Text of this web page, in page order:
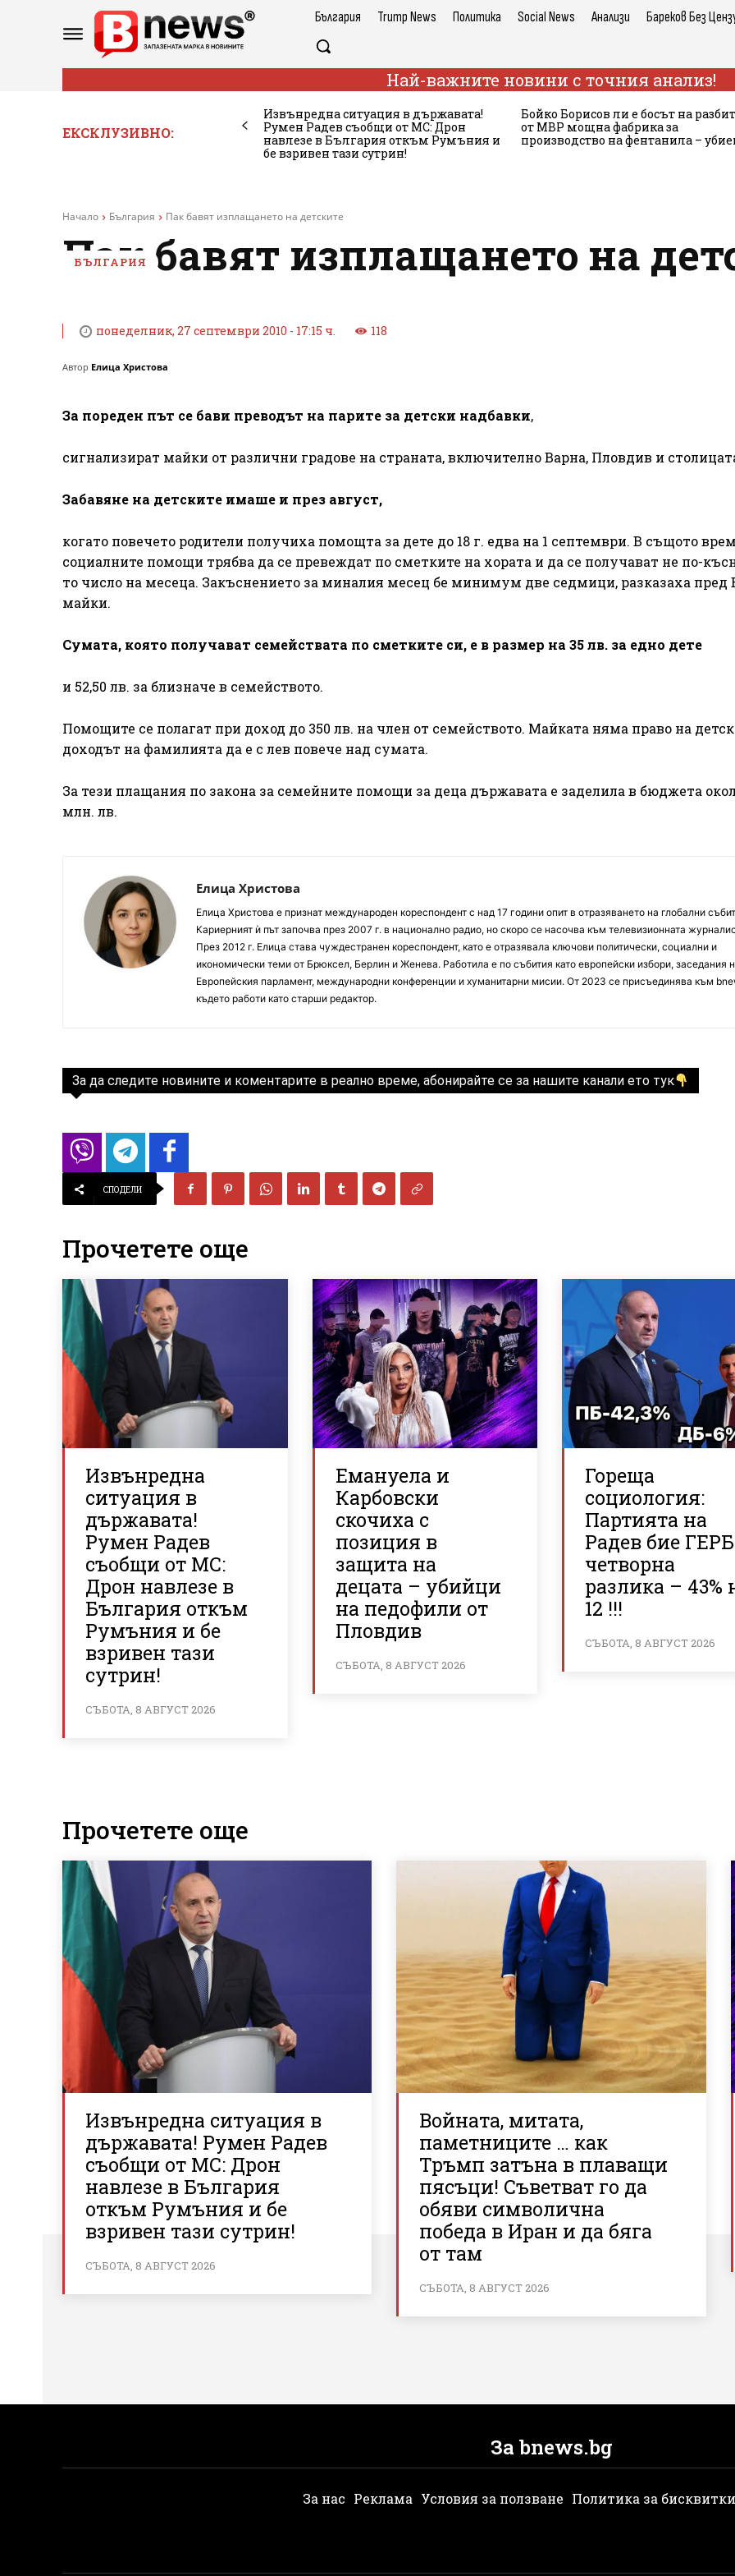
България Trump News Политика Social News Анализи Бареков Без
Най-важните новини с точния анализ!
ЕКСКЛУЗИВНО:
Извънредна ситуация в държавата!
Румен Радев съобщи от МС: Дрон
навлезе в България откъм Румъния и
бе взривен тази сутрин!
Бойко Борисов ли е босът на
от МВР мощна фабрика за
производство на фентанила –
Начало България Пак бавят изплащането на детските
Пак бавят изплащането на
БЪЛГАРИЯ
понеделник, 27 септември 2010 - 17:15 ч. 118
Автор Елица Христова
За пореден път се бави преводът на парите за детски надбавки,
сигнализират майки от различни градове на страната, включително Варна, Пловдив и
Забавяне на детските имаше и през август,
когато повечето родители получиха помощта за дете до 18 г. едва на 1 септември. В същото
социалните помощи трябва да се превеждат по сметките на хората и да се получават не по-
то число на месеца. Закъснението за миналия месец бе минимум две седмици, разказаха пред
майки.
Сумата, която получават семействата по сметките си, е в размер на 35 лв. за едно дете
и 52,50 лв. за близначе в семейството.
Помощите се полагат при доход до 350 лв. на член от семейството. Майката няма право на
доходът на фамилията да е с лев повече над сумата.
За тези плащания по закона за семейните помощи за деца държавата е заделила в бюджета
млн. лв.
Елица Христова
Елица Христова е признат международен кореспондент с над 17 години опит в отразяването на глобални
Кариерният ѝ път започва през 2007 г. в национално радио, но скоро се насочва към телевизионната
През 2012 г. Елица става чуждестранен кореспондент, като е отразявала ключови политически, социални и
икономически теми от Брюксел, Берлин и Женева. Работила е по събития като европейски избори, заседания
Европейския парламент, международни конференции и хуманитарни мисии. От 2023 се присъединява към
където работи като старши редактор.
За да следите новините и коментарите в реално време, абонирайте се за нашите канали ето тук
СПОДЕЛИ
Прочетете още
Извънредна
ситуация в
държавата!
Румен Радев
съобщи от МС:
Дрон навлезе в
България откъм
Румъния и бе
взривен тази
сутрин!
СЪБОТА, 8 АВГУСТ 2026
Емануела и
Карбовски
скочиха с
позиция в
защита на
децата – убийци
на педофили от
Пловдив
СЪБОТА, 8 АВГУСТ 2026
Гореща
социология:
Партията на
Радев бие
четворна
разлика – 43%
12 !!!
СЪБОТА, 8 АВГУСТ 2026
Прочетете още
Извънредна ситуация в
държавата! Румен Радев
съобщи от МС: Дрон
навлезе в България
откъм Румъния и бе
взривен тази сутрин!
СЪБОТА, 8 АВГУСТ 2026
Войната, митата,
паметниците … как
Тръмп затъна в плаващи
пясъци! Съветват го да
обяви символична
победа в Иран и да бяга
от там
СЪБОТА, 8 АВГУСТ 2026
За bnews.bg
За нас Реклама Условия за ползване Политика за бисквитки